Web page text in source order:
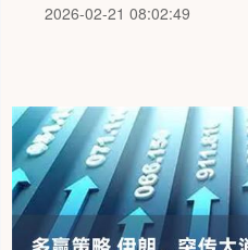
2026-02-21 08:02:49